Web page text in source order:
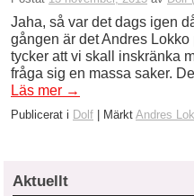
Jaha, så var det dags igen
gången är det Andres
tycker att vi skall inskränka
fråga sig en massa saker.
Läs mer →
Publicerat i Dolf Märkt Andres
Aktuellt